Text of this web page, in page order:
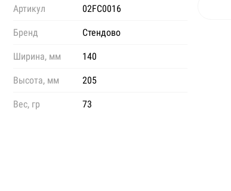
Артикул 02FC0016
Бренд Стендово
Ширина, мм 140
Высота, мм 205
Вес, гр 73